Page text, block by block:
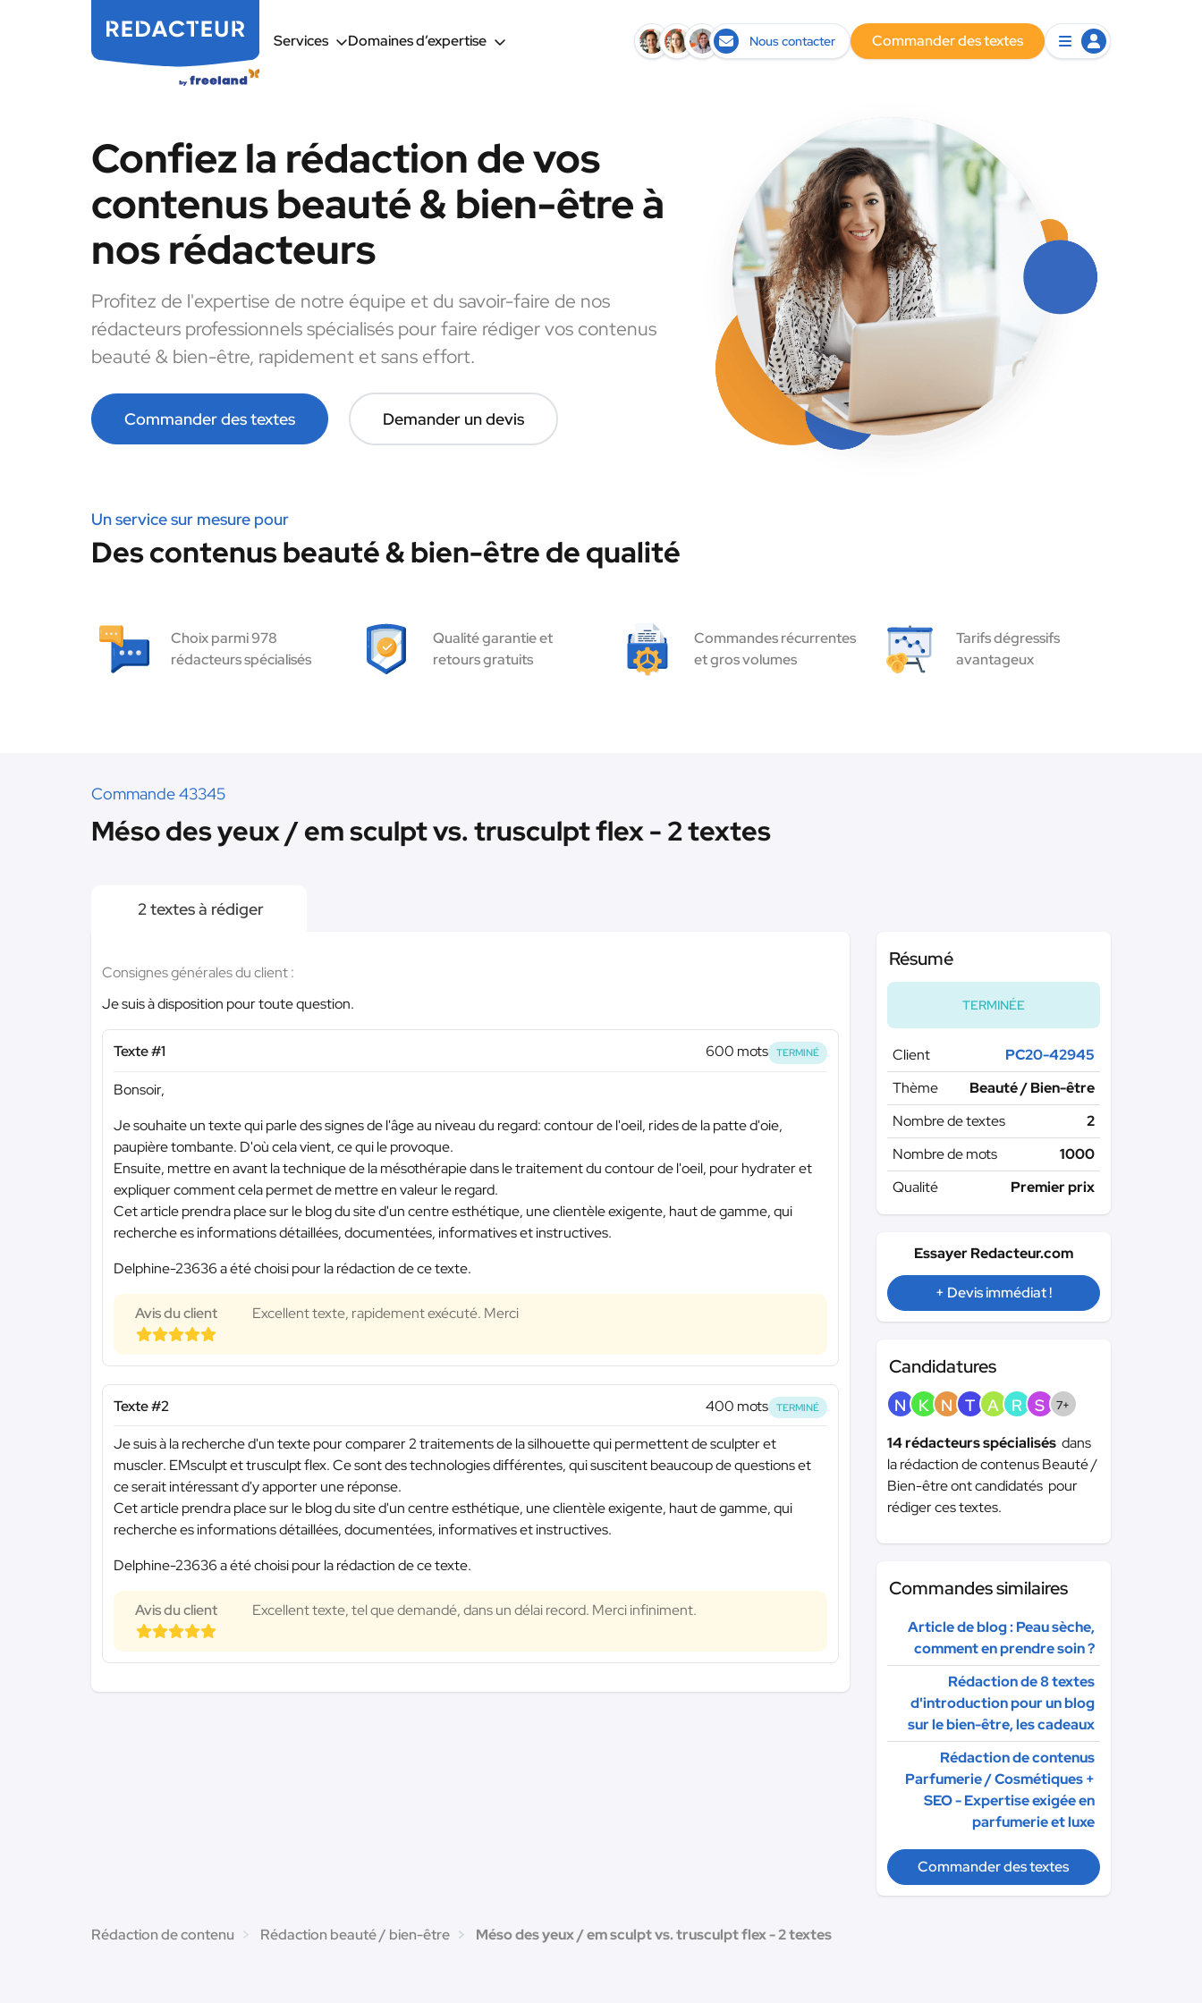
Services Domaines d’expertise Nous contacter Commander des textes
Confiez la rédaction de vos
contenus beauté & bien-être à
nos rédacteurs
Profitez de l'expertise de notre équipe et du savoir-faire de nos
rédacteurs professionnels spécialisés pour faire rédiger vos contenus
beauté & bien-être, rapidement et sans effort.
Commander des textes Demander un devis
Un service sur mesure pour
Des contenus beauté & bien-être de qualité
Choix parmi 978
rédacteurs spécialisés
Qualité garantie et
retours gratuits
Commandes récurrentes
et gros volumes
Tarifs dégressifs
avantageux
Commande 43345
Méso des yeux / em sculpt vs. trusculpt flex - 2 textes
2 textes à rédiger
Consignes générales du client :
Je suis à disposition pour toute question.
Texte #1 600 mots TERMINÉ
Bonsoir,
Je souhaite un texte qui parle des signes de l'âge au niveau du regard: contour de l'oeil, rides de la patte d'oie,
paupière tombante. D'où cela vient, ce qui le provoque.
Ensuite, mettre en avant la technique de la mésothérapie dans le traitement du contour de l'oeil, pour hydrater et
expliquer comment cela permet de mettre en valeur le regard.
Cet article prendra place sur le blog du site d'un centre esthétique, une clientèle exigente, haut de gamme, qui
recherche es informations détaillées, documentées, informatives et instructives.
Delphine-23636 a été choisi pour la rédaction de ce texte.
Avis du client Excellent texte, rapidement exécuté. Merci
Texte #2 400 mots TERMINÉ
Je suis à la recherche d'un texte pour comparer 2 traitements de la silhouette qui permettent de sculpter et
muscler. EMsculpt et trusculpt flex. Ce sont des technologies différentes, qui suscitent beaucoup de questions et
ce serait intéressant d'y apporter une réponse.
Cet article prendra place sur le blog du site d'un centre esthétique, une clientèle exigente, haut de gamme, qui
recherche es informations détaillées, documentées, informatives et instructives.
Delphine-23636 a été choisi pour la rédaction de ce texte.
Avis du client Excellent texte, tel que demandé, dans un délai record. Merci infiniment.
Résumé
TERMINÉE
Client
PC20-42945
Thème
Beauté / Bien-être
Nombre de textes
2
Nombre de mots
1000
Qualité
Premier prix
Essayer Redacteur.com
+ Devis immédiat !
Candidatures
N K N T A R S 7+
14 rédacteurs spécialisés dans
la rédaction de contenus Beauté /
Bien-être ont candidatés pour
rédiger ces textes.
Commandes similaires
Article de blog : Peau sèche,
comment en prendre soin ?
Rédaction de 8 textes
d'introduction pour un blog
sur le bien-être, les cadeaux
Rédaction de contenus
Parfumerie / Cosmétiques +
SEO - Expertise exigée en
parfumerie et luxe
Commander des textes
Rédaction de contenu Rédaction beauté / bien-être Méso des yeux / em sculpt vs. trusculpt flex - 2 textes